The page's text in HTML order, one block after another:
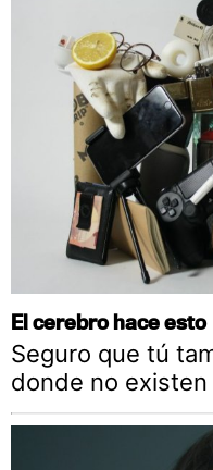
El cerebro hace esto
Seguro que tú
donde no existen